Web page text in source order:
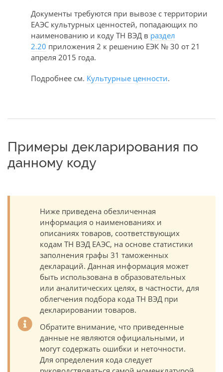
Документы требуются при вывозе с территории
ЕАЭС культурных ценностей, попадающих по
наименованию и коду ТН ВЭД в раздел
2.20 приложения 2 к решению ЕЭК № 30 от 21
апреля 2015 года.
Подробнее см. Культурные ценности.
Примеры декларирования по
данному коду
Ниже приведена обезличенная
информация о наименованиях и
описаниях товаров, соответствующих
кодам ТН ВЭД ЕАЭС, на основе статистики
заполнения графы 31 таможенных
деклараций. Данная информация может
быть использована в образовательных
или аналитических целях, в частности, для
облегчения подбора кода ТН ВЭД при
декларировании товаров.
Обратите внимание, что приведенные
данные не являются официальными, и
могут содержать ошибки и неточности.
Для определения кода следует